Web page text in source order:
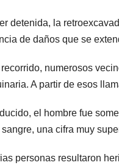
detenida, la
de daños que se
numerosos
A partir de esos
el hombre fue
una cifra muy
personas resultaron